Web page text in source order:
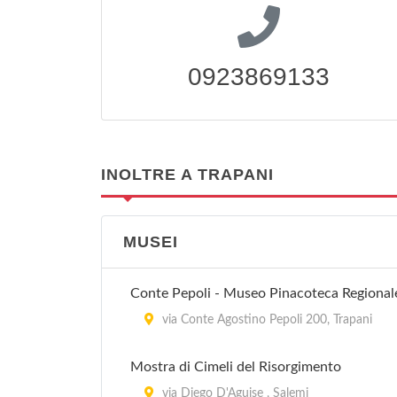
0923869133
INOLTRE A TRAPANI
MUSEI
Conte Pepoli - Museo Pinacoteca
via Conte Agostino Pepoli 200, Trapani
Mostra di Cimeli del Risorgimento
via Diego D'Aguise , Salemi